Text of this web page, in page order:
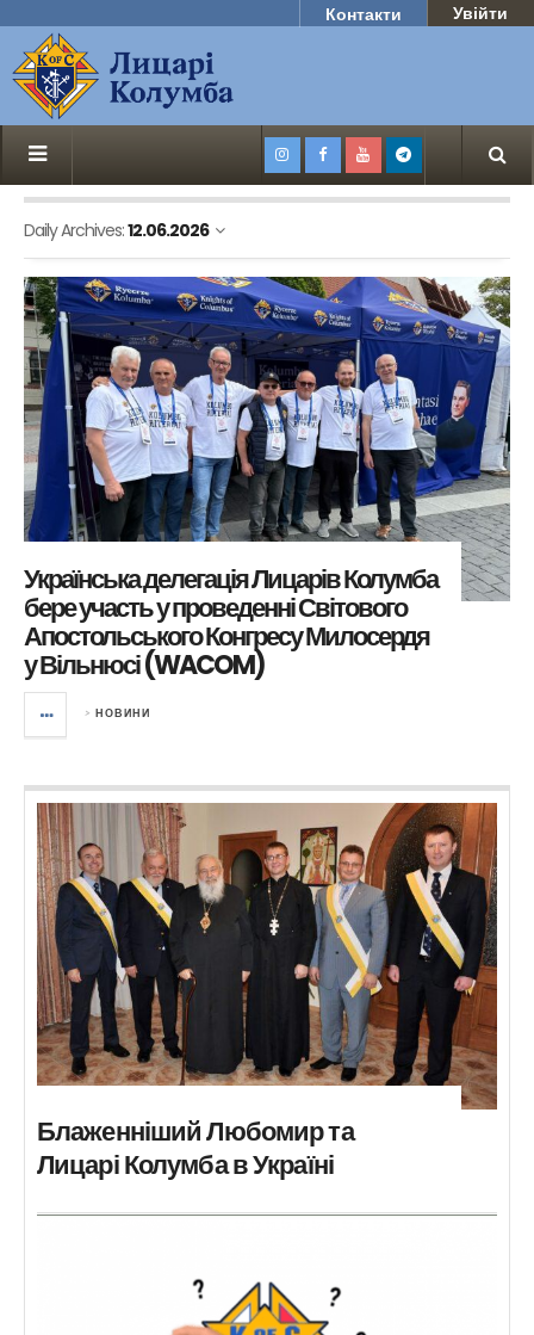
Контакти Увійти
Daily Archives:12.06.2026
Українська делегація Лицарів Колумба
бере участь у проведенні Світового
Апостольського Конгресу Милосердя
у Вільнюсі (WACOM)
> НОВИНИ
Блаженніший Любомир та
Лицарі Колумба в Україні